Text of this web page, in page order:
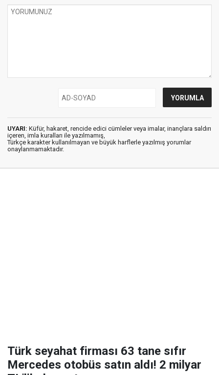
UYARI: Küfür, hakaret, rencide edici cümleler veya imalar, inançlara saldırı
içeren, imla kuralları ile yazılmamış,
Türkçe karakter kullanılmayan ve büyük harflerle yazılmış yorumlar
onaylanmamaktadır.
Türk seyahat firması 63 tane sıfır
Mercedes otobüs satın aldı! 2 milyar